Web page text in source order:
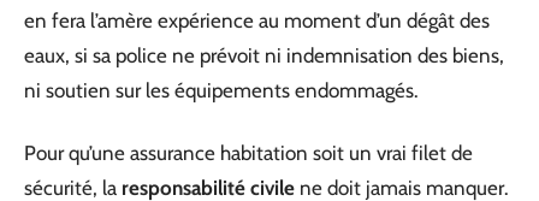
en fera l’amère expérience au moment d’un dégât des
eaux, si sa police ne prévoit ni indemnisation des biens,
ni soutien sur les équipements endommagés.
Pour qu’une assurance habitation soit un vrai filet de
sécurité, la responsabilité civile ne doit jamais manquer.